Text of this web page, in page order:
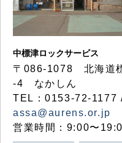
中標津ロックサービス
〒086-1078 北海道
-4 なかしん
TEL：0153-72-1177
assa@aurens.or.jp
営業時間：9:00〜